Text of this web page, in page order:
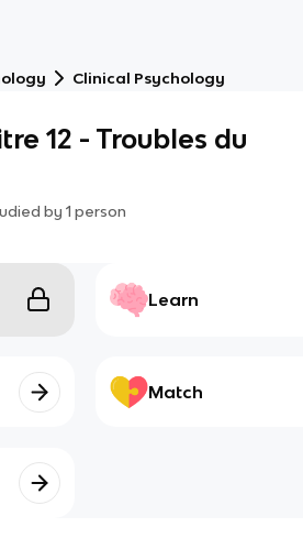
Clinical Psychology
12 - Troubles du
by 1 person
Learn
Match